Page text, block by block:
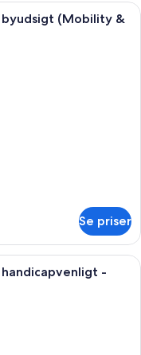
med to senge, et
(Mobility &
Se priser
med moderne design, med
-